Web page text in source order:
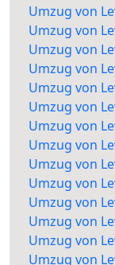
Umzug von
Umzug von
Umzug von
Umzug von
Umzug von
Umzug von
Umzug von
Umzug von
Umzug von
Umzug von
Umzug von
Umzug von
Umzug von
Umzug von